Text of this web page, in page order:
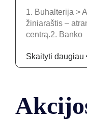
1. Buhalterija >
žiniaraštis –
centrą.2. Banko
Skaityti daugiau